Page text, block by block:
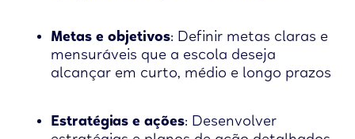
Metas e objetivos: Definir metas claras e
mensuráveis que a escola deseja
alcançar em curto, médio e longo prazos
Estratégias e ações: Desenvolver